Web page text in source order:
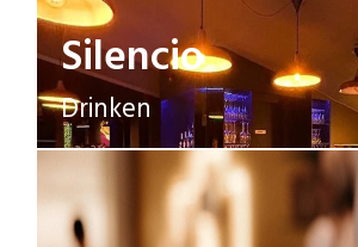
Silencio
Drinken